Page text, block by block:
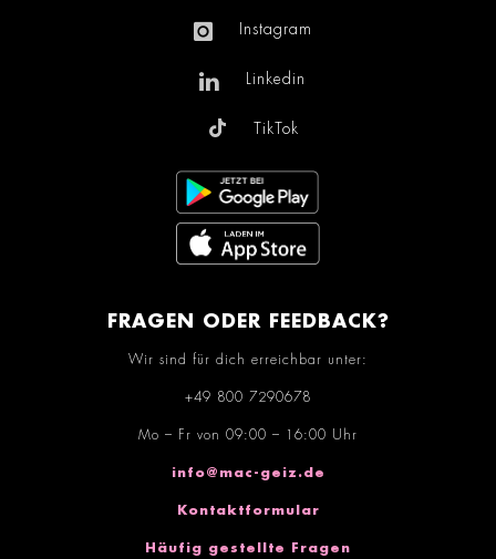
Instagram
Linkedin
TikTok
FRAGEN ODER FEEDBACK?
Wir sind für dich erreichbar unter:
+49 800 7290678
Mo – Fr von 09:00 – 16:00 Uhr
info@mac-geiz.de
Kontaktformular
Häufig gestellte Fragen